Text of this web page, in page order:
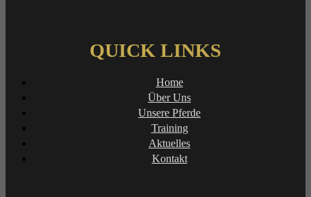
QUICK LINKS
Home
Über Uns
Unsere Pferde
Training
Aktuelles
Kontakt